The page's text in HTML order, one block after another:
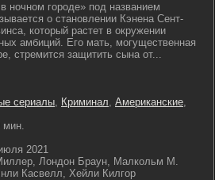
ночном городе» под названием
о становлении Кэнена Сент-
который растет в окружении
амбиций. Его мать, могущественная
стремится защитить сына от...
сериалы, Криминал, Американские,
мин.
2021
Лондон Браун, Малкольм М.
Касвелл, Хейли Килгор